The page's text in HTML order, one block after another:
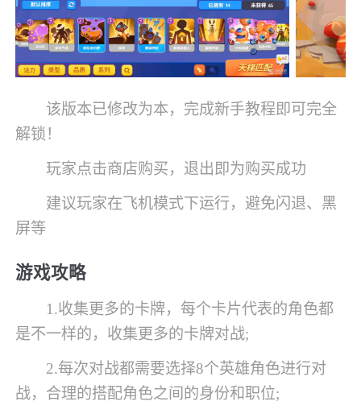
该版本已修改为本，完成新手教程即可完全
解锁！
玩家点击商店购买，退出即为购买成功
建议玩家在飞机模式下运行，避免闪退、黑
屏等
游戏攻略
1.收集更多的卡牌，每个卡片代表的角色都
是不一样的，收集更多的卡牌对战;
2.每次对战都需要选择8个英雄角色进行对
战，合理的搭配角色之间的身份和职位;